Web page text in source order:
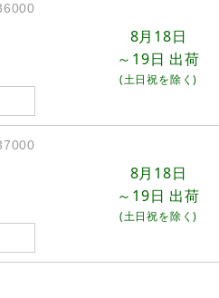
8月18日
～19日 出荷
(土日祝を除く)
8月18日
～19日 出荷
(土日祝を除く)